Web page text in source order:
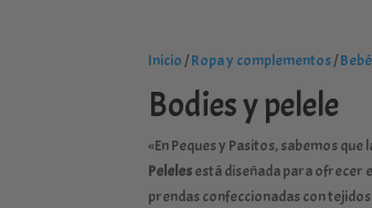
Inicio /Ropa y complementos/
Bodies y pelele
«En Peques y Pasitos, sabemos
Pelelesestá diseñada para ofrecer
prendas confeccionadas con